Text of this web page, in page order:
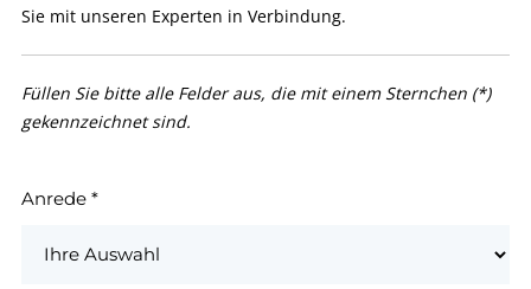
Sie mit unseren Experten in Verbindung.
Füllen Sie bitte alle Felder aus, die mit einem Sternchen (*)
gekennzeichnet sind.
Anrede *